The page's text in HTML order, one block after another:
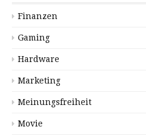
Finanzen
Gaming
Hardware
Marketing
Meinungsfreiheit
Movie